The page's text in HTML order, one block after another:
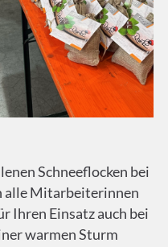
Schneeflocken bei
alle Mitarbeiterinnen
Ihren Einsatz auch bei
warmen Sturm